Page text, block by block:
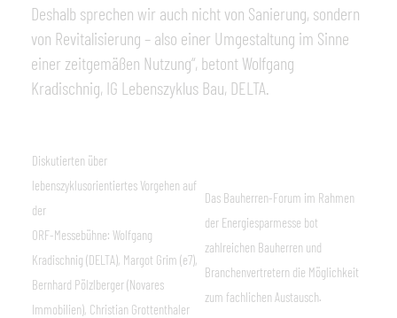
Deshalb sprechen wir auch nicht von Sanierung, sondern
von Revitalisierung – also einer Umgestaltung im Sinne
einer zeitgemäßen Nutzung“, betont Wolfgang
Kradischnig, IG Lebenszyklus Bau, DELTA.
Diskutierten über
lebenszyklusorientiertes Vorgehen auf
der
ORF-Messebühne: Wolfgang
Kradischnig (DELTA), Margot Grim (e7),
Bernhard Pölzlberger (Novares
Immobilien), Christian Grottenthaler
Das Bauherren-Forum im Rahmen
der Energiesparmesse bot
zahlreichen Bauherren und
Branchenvertretern die Möglichkeit
zum fachlichen Austausch.